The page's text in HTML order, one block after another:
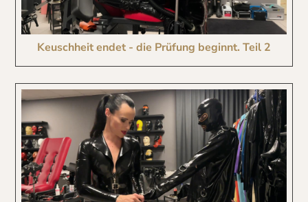
Keuschheit endet - die Prüfung beginnt. Teil 2